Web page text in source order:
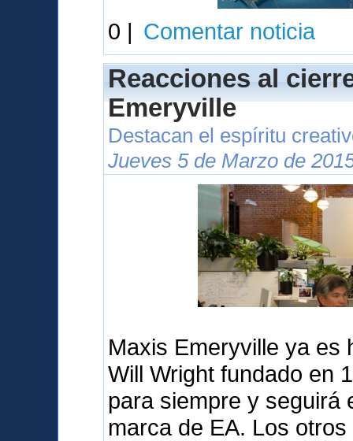
0 | Comentar noticia
Reacciones al
Emeryville
Destacan el espíritu
Jueves 5 de Marzo de
Maxis Emeryville ya es
Will Wright fundado en
para siempre y seguirá
marca de EA. Los